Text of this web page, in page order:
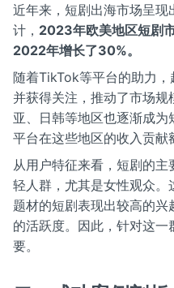
近年来，短剧出海市场呈
计， 2023年欧美地区短剧
2022年增长了30%。
随着TikTok等平台的助力
并获得关注，推动了市场
亚、日韩等地区也逐渐成
平台在这些地区的收入贡献
从用户特征来看，短剧的
轻人群，尤其是女性观众
题材的短剧表现出较高的
的活跃度。因此，针对这
要。